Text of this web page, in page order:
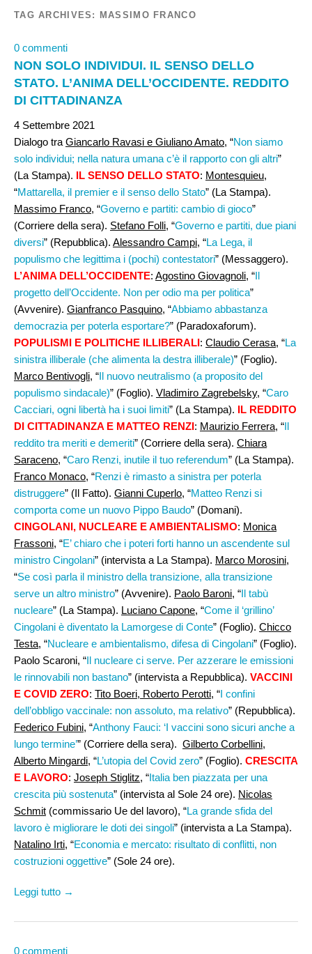
TAG ARCHIVES: MASSIMO FRANCO
0 commenti
NON SOLO INDIVIDUI. IL SENSO DELLO
STATO. L’ANIMA DELL’OCCIDENTE. REDDITO
DI CITTADINANZA
4 Settembre 2021
Dialogo tra Giancarlo Ravasi e Giuliano Amato, “Non siamo
solo individui; nella natura umana c’è il rapporto con gli altri”
(La Stampa). IL SENSO DELLO STATO: Montesquieu,
“Mattarella, il premier e il senso dello Stato” (La Stampa).
Massimo Franco, “Governo e partiti: cambio di gioco”
(Corriere della sera). Stefano Folli, “Governo e partiti, due piani
diversi” (Repubblica). Alessandro Campi, “La Lega, il
populismo che legittima i (pochi) contestatori” (Messaggero).
L’ANIMA DELL’OCCIDENTE: Agostino Giovagnoli, “Il
progetto dell’Occidente. Non per odio ma per politica”
(Avvenire). Gianfranco Pasquino, “Abbiamo abbastanza
democrazia per poterla esportare?” (Paradoxaforum).
POPULISMI E POLITICHE ILLIBERALI: Claudio Cerasa, “La
sinistra illiberale (che alimenta la destra illiberale)” (Foglio).
Marco Bentivogli, “Il nuovo neutralismo (a proposito del
populismo sindacale)” (Foglio). Vladimiro Zagrebelsky, “Caro
Cacciari, ogni libertà ha i suoi limiti” (La Stampa). IL REDDITO
DI CITTADINANZA E MATTEO RENZI: Maurizio Ferrera, “Il
reddito tra meriti e demeriti” (Corriere della sera). Chiara
Saraceno, “Caro Renzi, inutile il tuo referendum” (La Stampa).
Franco Monaco, “Renzi è rimasto a sinistra per poterla
distruggere” (Il Fatto). Gianni Cuperlo, “Matteo Renzi si
comporta come un nuovo Pippo Baudo” (Domani).
CINGOLANI, NUCLEARE E AMBIENTALISMO: Monica
Frassoni, “E’ chiaro che i poteri forti hanno un ascendente sul
ministro Cingolani” (intervista a La Stampa). Marco Morosini,
“Se così parla il ministro della transizione, alla transizione
serve un altro ministro” (Avvenire). Paolo Baroni, “Il tabù
nucleare” (La Stampa). Luciano Capone, “Come il ‘grillino’
Cingolani è diventato la Lamorgese di Conte” (Foglio). Chicco
Testa, “Nucleare e ambientalismo, difesa di Cingolani” (Foglio).
Paolo Scaroni, “Il nucleare ci serve. Per azzerare le emissioni
le rinnovabili non bastano” (intervista a Repubblica). VACCINI
E COVID ZERO: Tito Boeri, Roberto Perotti, “I confini
dell’obbligo vaccinale: non assoluto, ma relativo” (Repubblica).
Federico Fubini, “Anthony Fauci: ‘I vaccini sono sicuri anche a
lungo termine’” (Corriere della sera). Gilberto Corbellini,
Alberto Mingardi, “L’utopia del Covid zero” (Foglio). CRESCITA
E LAVORO: Joseph Stiglitz, “Italia ben piazzata per una
crescita più sostenuta” (intervista al Sole 24 ore). Nicolas
Schmit (commissario Ue del lavoro), “La grande sfida del
lavoro è migliorare le doti dei singoli” (intervista a La Stampa).
Natalino Irti, “Economia e mercato: risultato di conflitti, non
costruzioni oggettive” (Sole 24 ore).
Leggi tutto →
0 commenti